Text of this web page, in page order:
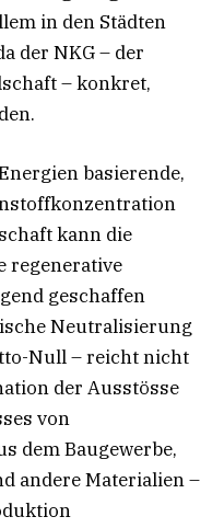
in den Städten
der NKG – der
– konkret,
basierende,
kann die
regenerative
geschaffen
Neutralisierung
Null – reicht nicht
der Ausstösse
von
dem Baugewerbe,
andere Materialien –